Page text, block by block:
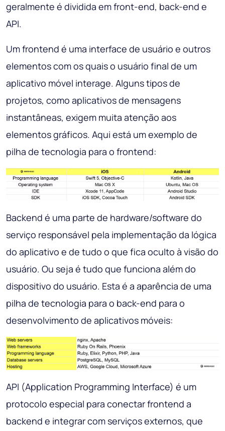
geralmente é dividida em front-end, back-end e
API.
Um frontend é uma interface de usuário e outros
elementos com os quais o usuário final de um
aplicativo móvel interage. Alguns tipos de
projetos, como aplicativos de mensagens
instantâneas, exigem muita atenção aos
elementos gráficos. Aqui está um exemplo de
pilha de tecnologia para o frontend:
Backend é uma parte de hardware/software do
serviço responsável pela implementação da lógica
do aplicativo e de tudo o que fica oculto à visão do
usuário. Ou seja é tudo que funciona além do
dispositivo do usuário. Esta é a aparência de uma
pilha de tecnologia para o back-end para o
desenvolvimento de aplicativos móveis:
API (Application Programming Interface) é um
protocolo especial para conectar frontend a
backend e integrar com serviços externos, que